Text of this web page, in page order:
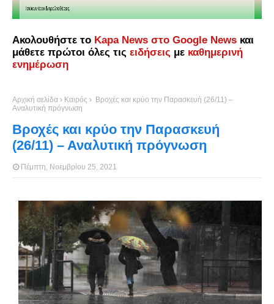
Ακολουθήστε το Kapa News στο Google News και
μάθετε πρώτοι όλες τις ειδήσεις με καθημερινή
ενημέρωση
Αρχική σελίδα Καιρός
Βροχές και κρύο την Παρασκευή (26/11) –
Αναλυτική πρόγνωση
Βροχές και κρύο την Παρασκευή
(26/11) – Αναλυτική πρόγνωση
Πέμπτη, Νοεμβρίου 25, 2021